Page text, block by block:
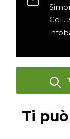
Cell.
Ti